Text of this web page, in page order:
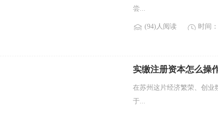
尝...
(94)人阅读 时间
实缴注册资本怎么操
在苏州这片经济繁荣、创业
于...